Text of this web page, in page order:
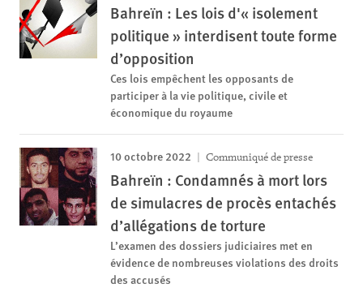
Bahreïn : Les lois d'« isolement
politique » interdisent toute forme
d’opposition
Ces lois empêchent les opposants de
participer à la vie politique, civile et
économique du royaume
10 octobre 2022 Communiqué de presse
Bahreïn : Condamnés à mort lors
de simulacres de procès entachés
d’allégations de torture
L’examen des dossiers judiciaires met en
évidence de nombreuses violations des droits
des accusés